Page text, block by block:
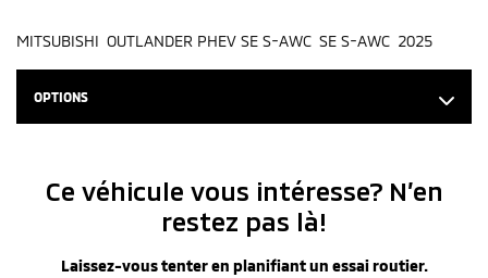
MITSUBISHI OUTLANDER PHEV SE S-AWC SE S-AWC 2025
OPTIONS
Ce véhicule vous intéresse? N’en
restez pas là!
Laissez-vous tenter en planifiant un essai routier.